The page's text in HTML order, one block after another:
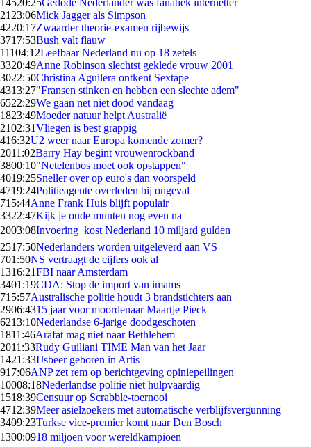
14520:25Gedode Nederlander was fanatiek internetter
21 23:06Mick Jagger als Simpson
4220:17Zwaarder theorie-examen rijbewijs
3717:53Bush valt flauw
11104:12Leefbaar Nederland nu op 18 zetels
3320:49Anne Robinson slechtst geklede vrouw 2001
3022:50Christina Aguilera ontkent Sextape
4313:27"Fransen stinken en hebben een slechte adem"
6522:29We gaan net niet dood vandaag
1823:49Moeder natuur helpt Australië
2102:31Vliegen is best grappig
416:32U2 weer naar Europa komende zomer?
2011:02Barry Hay begint vrouwenrockband
3800:10"Netelenbos moet ook opstappen"
4019:25Sneller over op euro's dan voorspeld
4719:24Politieagente overleden bij ongeval
715:44Anne Frank Huis blijft populair
3322:47Kijk je oude munten nog even na
2003:08Invoering  kost Nederland 10 miljard gulden
2517:50Nederlanders worden uitgeleverd aan VS
701:50NS vertraagt de cijfers ook al
1316:21FBI naar Amsterdam
3401:19CDA: Stop de import van imams
715:57Australische politie houdt 3 brandstichters aan
2906:4315 jaar voor moordenaar Maartje Pieck
6213:10Nederlandse 6-jarige doodgeschoten
1811:46Arafat mag niet naar Bethlehem
2011:33Rudy Guiliani TIME Man van het Jaar
1421:33IJsbeer geboren in Artis
917:06ANP zet rem op berichtgeving opiniepeilingen
10008:18Nederlandse politie niet hulpvaardig
1518:39Censuur op Scrabble-toernooi
4712:39Meer asielzoekers met automatische verblijfsvergunning
3409:23Turkse vice-premier komt naar Den Bosch
1300:0918 miljoen voor wereldkampioen